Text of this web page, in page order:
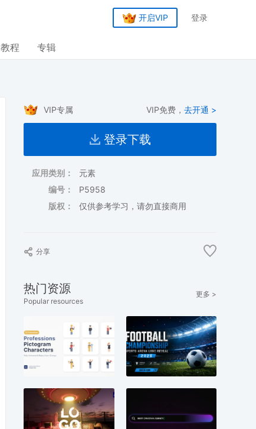
开启VIP 登录
教程 专辑
VIP专属 VIP免费， 去开通 >
登录下载
应用类别：
元素
编号：
P5958
版权：
仅供参考学习，请勿直接商用
分享
热门资源
Popular resources
更多 >